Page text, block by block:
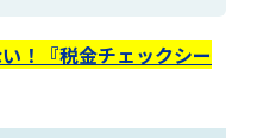
！『税金チェックシー